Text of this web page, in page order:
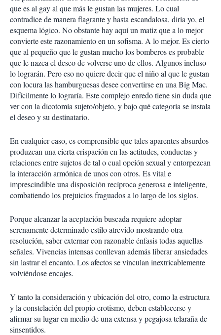
que es al gay al que más le gustan las mujeres. Lo cual
contradice de manera flagrante y hasta escandalosa, diría yo, el
esquema lógico. No obstante hay aquí un matiz que a lo mejor
convierte este razonamiento en un sofisma. A lo mejor. Es cierto
que al pequeño que le gustan mucho los bomberos es probable
que le nazca el deseo de volverse uno de ellos. Algunos incluso
lo lograrán. Pero eso no quiere decir que el niño al que le gustan
con locura las hamburguesas desee convertirse en una Big Mac.
Difícilmente lo lograría. Este complejo enredo tiene sin duda que
ver con la dicotomía sujeto/objeto, y bajo qué categoría se instala
el deseo y su destinatario.
En cualquier caso, es comprensible que tales aparentes absurdos
produzcan una cierta crispación en las actitudes, conductas y
relaciones entre sujetos de tal o cual opción sexual y entorpezcan
la interacción armónica de unos con otros. Es vital e
imprescindible una disposición recíproca generosa e inteligente,
combatiendo los prejuicios fraguados a lo largo de los siglos.
Porque alcanzar la aceptación buscada requiere adoptar
serenamente determinado estilo atrevido mostrando otra
resolución, saber externar con razonable énfasis todas aquellas
señales. Vivencias intensas conllevan además liberar ansiedades
sin lastrar el encanto. Los afectos se vinculan inextricablemente
volviéndose encajes.
Y tanto la consideración y ubicación del otro, como la estructura
y la constelación del propio erotismo, deben establecerse y
afirmar su lugar en medio de una extensa y pegajosa telaraña de
sinsentidos.